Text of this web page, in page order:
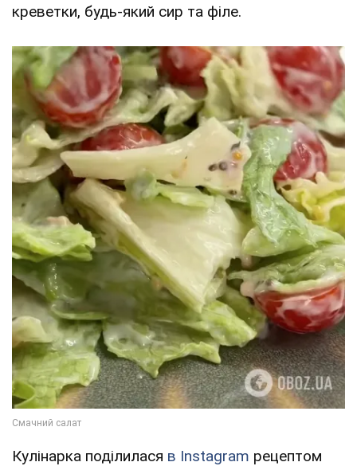
креветки, будь-який сир та філе.
Кулінарка поділилася в Instagram рецептом